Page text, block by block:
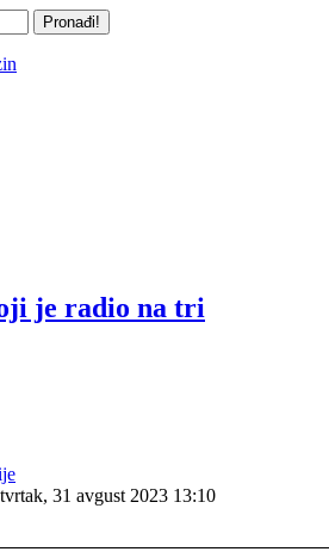
Pronađi!
je radio na tri
31 avgust 2023 13:10